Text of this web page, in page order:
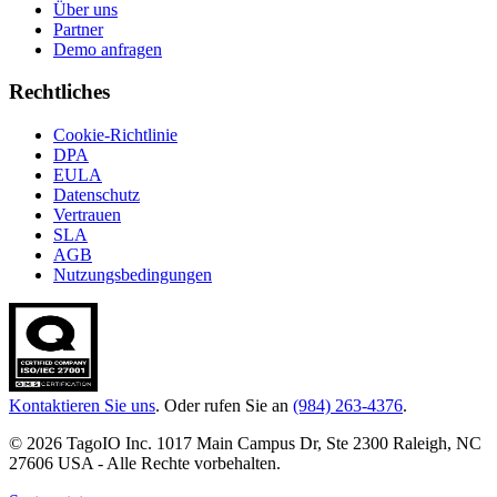
Über uns
Partner
Demo anfragen
Rechtliches
Cookie-Richtlinie
DPA
EULA
Datenschutz
Vertrauen
SLA
AGB
Nutzungsbedingungen
Kontaktieren Sie uns. Oder rufen Sie an (984) 263-4376.
© 2026 TagoIO Inc. 1017 Main Campus Dr, Ste 2300 Raleigh, NC
27606 USA - Alle Rechte vorbehalten.